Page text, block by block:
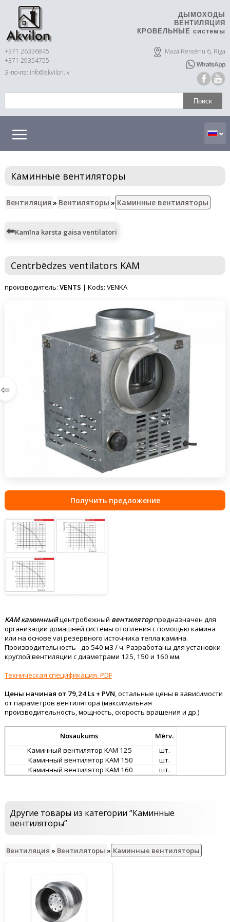
ДЫМОХОДЫ
ВЕНТИЛЯЦИЯ
КРОВЕЛЬНЫЕ системы
+371 26336845
+371 29354755
Э-почта: info@akvilon.lv
Mazā Rencēnu 6, Rīga
Каминные вентиляторы
Вентиляция » Вентиляторы » Каминные вентиляторы
Kamīna karsta gaisa ventilatori
Centrbēdzes ventilators KAM
производитель: VENTS | Kods: VENKA
⇦
Получить предложение
KAM каминныйцентробежный вентиляторпредназначен для
организации домашней системы отопления с помощью камина
или на основе vai резервного источника тепла камина.
Производительность -до 540 м3 /ч. Разработаны для установки
круглой вентиляции с диаметрами 125, 150 и 160 мм.
Техническая спецификация. PDF
Цены начиная от 79,24 Ls + PVN, остальные цены в зависимости
от параметров вентилятора (максимальная
производительность, мощность, скорость вращения и др.)
Nosaukums
Mērv.
Каминный вентилятор KAM 125
шт.
Каминный вентилятор KAM 150
шт.
Каминный вентилятор KAM 160
шт.
Другие товары из категории “Каминные
вентиляторы”
Вентиляция » Вентиляторы » Каминные вентиляторы